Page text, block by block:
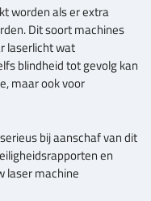
worden als er extra
Dit soort machines
laserlicht wat
blindheid tot gevolg kan
maar ook voor
bij aanschaf van dit
en
laser machine